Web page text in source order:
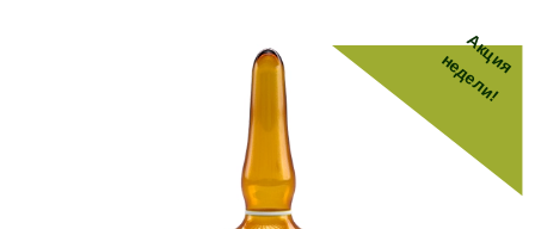
Акция
недели!